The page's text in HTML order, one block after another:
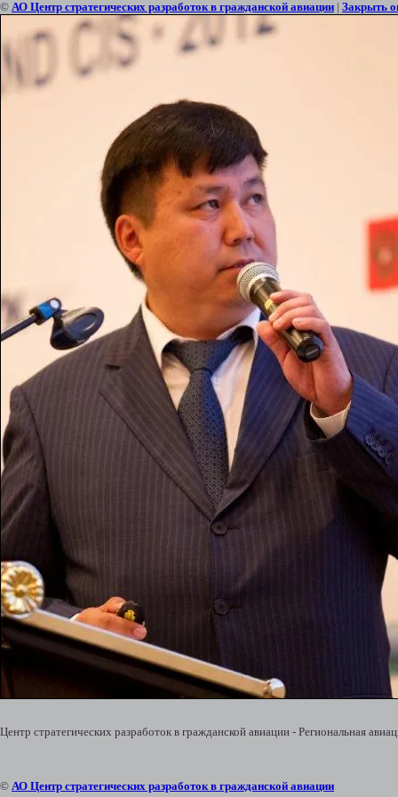
© АО Центр стратегических разработок в гражданской авиации | Закрыть
Центр стратегических разработок в гражданской авиации - Региональная
© АО Центр стратегических разработок в гражданской авиации